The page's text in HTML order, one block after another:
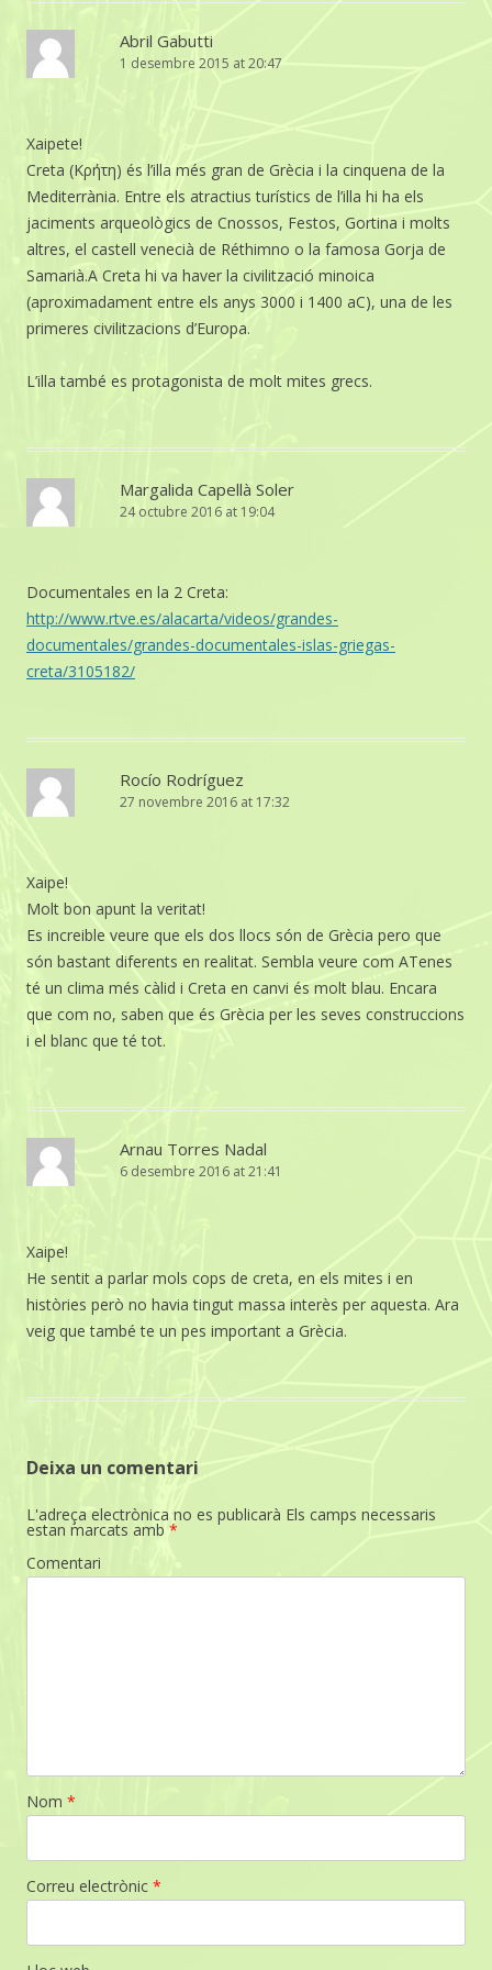
Abril Gabutti
1 desembre 2015 at 20:47
Xaipete!
Creta (Κρήτη) és l’illa més gran de Grècia i la cinquena de la
Mediterrània. Entre els atractius turístics de l’illa hi ha els
jaciments arqueològics de Cnossos, Festos, Gortina i molts
altres, el castell venecià de Réthimno o la famosa Gorja de
Samarià.A Creta hi va haver la civilització minoica
(aproximadament entre els anys 3000 i 1400 aC), una de les
primeres civilitzacions d’Europa.
L’illa també es protagonista de molt mites grecs.
Margalida Capellà Soler
24 octubre 2016 at 19:04
Documentales en la 2 Creta:
http://www.rtve.es/alacarta/videos/grandes-
documentales/grandes-documentales-islas-griegas-
creta/3105182/
Rocío Rodríguez
27 novembre 2016 at 17:32
Xaipe!
Molt bon apunt la veritat!
Es increible veure que els dos llocs són de Grècia pero que
són bastant diferents en realitat. Sembla veure com ATenes
té un clima més càlid i Creta en canvi és molt blau. Encara
que com no, saben que és Grècia per les seves construccions
i el blanc que té tot.
Arnau Torres Nadal
6 desembre 2016 at 21:41
Xaipe!
He sentit a parlar mols cops de creta, en els mites i en
històries però no havia tingut massa interès per aquesta. Ara
veig que també te un pes important a Grècia.
Deixa un comentari
L'adreça electrònica no es publicarà Els camps necessaris
estan marcats amb *
Comentari
Nom *
Correu electrònic *